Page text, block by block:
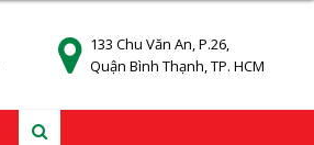
133 Chu Văn An, P.26,
Quận Bình Thạnh, TP. HCM